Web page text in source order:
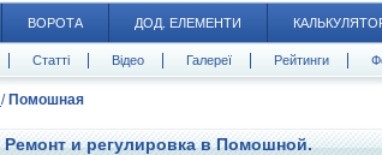
ВОРОТА ДОД. ЕЛЕМЕНТИ
Статті Відео Галереї Рейтинги
/ Помошная
Ремонт и регулировка в Помошной.